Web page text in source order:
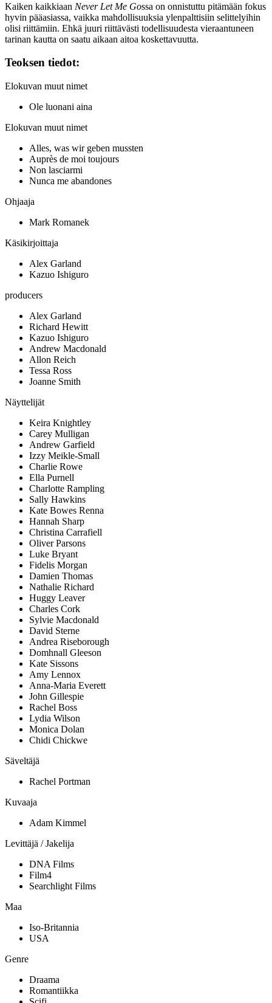
Kaiken kaikkiaan Never Let Me Gossa on onnistuttu pitämään fokus
hyvin pääasiassa, vaikka mahdollisuuksia ylenpalttisiin selittelyihin
olisi riittämiin. Ehkä juuri riittävästi todellisuudesta vieraantuneen
tarinan kautta on saatu aikaan aitoa koskettavuutta.
Teoksen tiedot:
Elokuvan muut nimet
Ole luonani aina
Elokuvan muut nimet
Alles, was wir geben mussten
Auprès de moi toujours
Non lasciarmi
Nunca me abandones
Ohjaaja
Mark Romanek
Käsikirjoittaja
Alex Garland
Kazuo Ishiguro
producers
Alex Garland
Richard Hewitt
Kazuo Ishiguro
Andrew Macdonald
Allon Reich
Tessa Ross
Joanne Smith
Näyttelijät
Keira Knightley
Carey Mulligan
Andrew Garfield
Izzy Meikle-Small
Charlie Rowe
Ella Purnell
Charlotte Rampling
Sally Hawkins
Kate Bowes Renna
Hannah Sharp
Christina Carrafiell
Oliver Parsons
Luke Bryant
Fidelis Morgan
Damien Thomas
Nathalie Richard
Huggy Leaver
Charles Cork
Sylvie Macdonald
David Sterne
Andrea Riseborough
Domhnall Gleeson
Kate Sissons
Amy Lennox
Anna-Maria Everett
John Gillespie
Rachel Boss
Lydia Wilson
Monica Dolan
Chidi Chickwe
Säveltäjä
Rachel Portman
Kuvaaja
Adam Kimmel
Levittäjä / Jakelija
DNA Films
Film4
Searchlight Films
Maa
Iso-Britannia
USA
Genre
Draama
Romantiikka